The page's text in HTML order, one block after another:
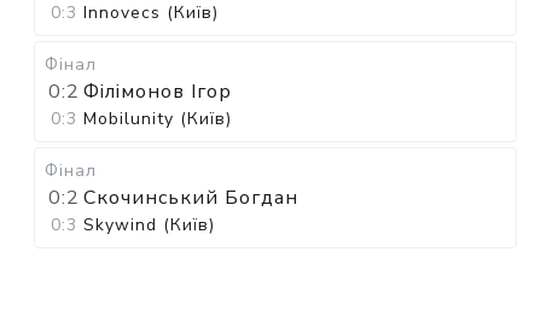
0:3 Innovecs (Київ)
Фінал
0:2 Філімонов Ігор
0:3 Mobilunity (Київ)
Фінал
0:2 Скочинський Богдан
0:3 Skywind (Київ)